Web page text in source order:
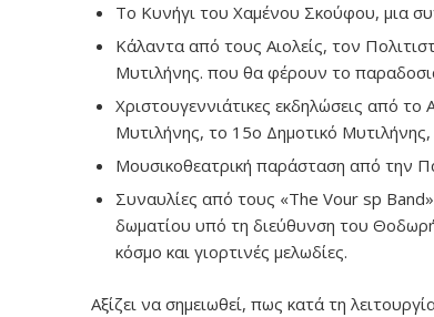
Το Κυνήγι του Χαμένου Σκούφου, μια
Κάλαντα από τους Αιολείς, τον
Μυτιλήνης. που θα φέρουν το
Χριστουγεννιάτικες εκδηλώσεις από
Μυτιλήνης, το 15ο Δημοτικό
Μουσικοθεατρική παράσταση από την
Συναυλίες από τους «The Vour sp
δωματίου υπό τη διεύθυνση του
κόσμο και γιορτινές μελωδίες.
Αξίζει να σημειωθεί, πως κατά τη